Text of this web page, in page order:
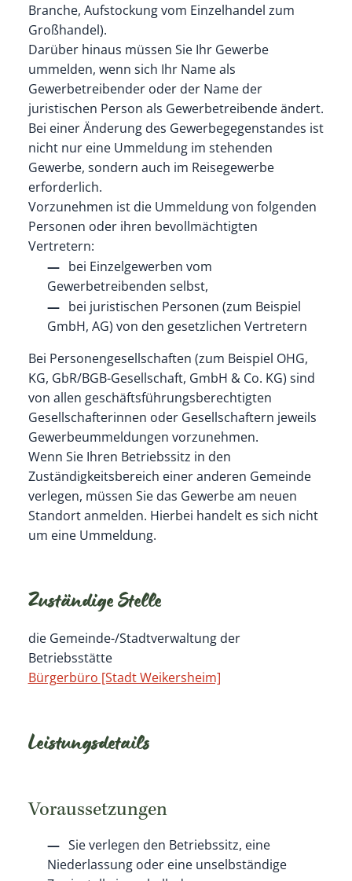
Branche, Aufstockung vom Einzelhandel zum
Großhandel).
Darüber hinaus müssen Sie Ihr Gewerbe
ummelden, wenn sich Ihr Name als
Gewerbetreibender oder der Name der
juristischen Person als Gewerbetreibende ändert.
Bei einer Änderung des Gewerbegegenstandes ist
nicht nur eine Ummeldung im stehenden
Gewerbe, sondern auch im Reisegewerbe
erforderlich.
Vorzunehmen ist die Ummeldung von folgenden
Personen oder ihren bevollmächtigten
Vertretern:
bei Einzelgewerben vom
Gewerbetreibenden selbst,
bei juristischen Personen (zum Beispiel
GmbH, AG) von den gesetzlichen Vertretern
Bei Personengesellschaften (zum Beispiel OHG,
KG, GbR/BGB-Gesellschaft, GmbH & Co. KG) sind
von allen geschäftsführungsberechtigten
Gesellschafterinnen oder Gesellschaftern jeweils
Gewerbeummeldungen vorzunehmen.
Wenn Sie Ihren Betriebssitz in den
Zuständigkeitsbereich einer anderen Gemeinde
verlegen, müssen Sie das Gewerbe am neuen
Standort anmelden. Hierbei handelt es sich nicht
um eine Ummeldung.
Zuständige Stelle
die Gemeinde-/Stadtverwaltung der
Betriebsstätte
Bürgerbüro [Stadt Weikersheim]
Leistungsdetails
Voraussetzungen
Sie verlegen den Betriebssitz, eine
Niederlassung oder eine unselbständige